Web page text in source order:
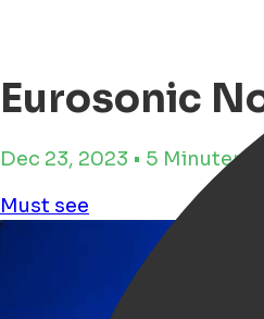
Eurosonic
Dec 23, 2023 • 5 Minuten
Must see